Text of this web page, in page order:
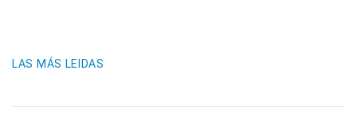
LAS MÁS LEIDAS